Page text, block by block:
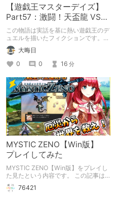
【遊戯王マスターデイズ】
Part57：激闘！天盃龍 VS
千年D【架空デュエル】
この物語は実話を基に熱い遊戯王のデ
ュエルを描いたフィクションです。
（自分用メモ：2025-05-14）
大晦日
0
0 16 分
MYSTIC ZENO【Win版】
プレイしてみた
MYSTIC ZENO【Win版】をプレイし
た見たという内容です。 この記事は
通常のクリエイターズ記事です。
76421